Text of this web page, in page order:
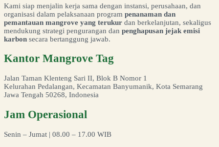
Kami siap menjalin kerja sama dengan instansi, perusahaan, dan
organisasi dalam pelaksanaan program penanaman dan
pemantauan mangrove yang terukur dan berkelanjutan, sekaligus
mendukung strategi pengurangan dan penghapusan jejak emisi
karbon secara bertanggung jawab.
Kantor Mangrove Tag
Jalan Taman Klenteng Sari II, Blok B Nomor 1
Kelurahan Pedalangan, Kecamatan Banyumanik, Kota Semarang
Jawa Tengah 50268, Indonesia
Jam Operasional
Senin – Jumat | 08.00 – 17.00 WIB